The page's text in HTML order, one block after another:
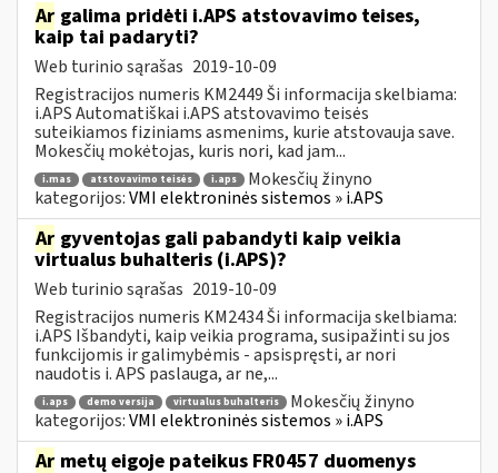
Ar galima pridėti i.APS atstovavimo teises,
kaip tai padaryti?
Web turinio sąrašas 2019-10-09
Registracijos numeris KM2449 Ši informacija skelbiama:
i.APS Automatiškai i.APS atstovavimo teisės
suteikiamos fiziniams asmenims, kurie atstovauja save.
Mokesčių mokėtojas, kuris nori, kad jam...
i.mas atstovavimo teisės i.aps
Mokesčių žinyno
kategorijos:VMI elektroninės sistemos » i.APS
Ar gyventojas gali pabandyti kaip veikia
virtualus buhalteris (i.APS)?
Web turinio sąrašas 2019-10-09
Registracijos numeris KM2434 Ši informacija skelbiama:
i.APS Išbandyti, kaip veikia programa, susipažinti su jos
funkcijomis ir galimybėmis - apsispręsti, ar nori
naudotis i. APS paslauga, ar ne,...
i.aps demo versija virtualus buhalteris
Mokesčių žinyno
kategorijos:VMI elektroninės sistemos » i.APS
Ar metų eigoje pateikus FR0457 duomenys